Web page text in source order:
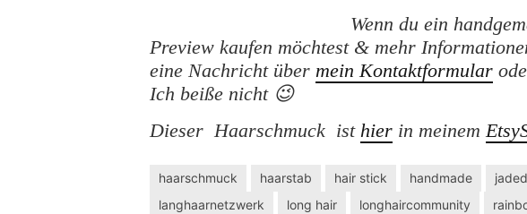
Wenn du ein
Preview kaufen möchtest & mehr
eine Nachricht über mein Kontaktformular
Ich beiße nicht 😉
Dieser Haarschmuck ist hier in meinem
haarschmuck haarstab hair stick handmade
langhaarnetzwerk
long hair longhaircommunity